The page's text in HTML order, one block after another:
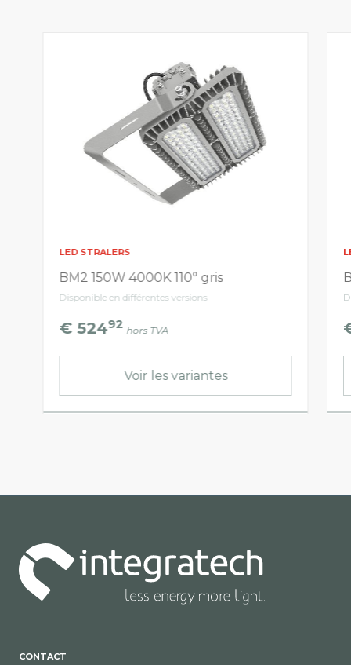
LED STRALERS
BM2 150W 4000K 110° gris
Disponible en différentes versions
€ 52492 hors TVA
Voir les variantes
CONTACT